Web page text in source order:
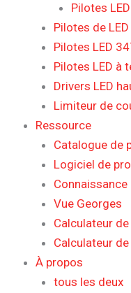
Pilotes
Pilotes de
Pilotes LED
Pilotes LED à
Drivers LED
Limiteur de
Ressource
Catalogue de
Logiciel de
Connaissance
Vue Georges
Calculateur
Calculateur de
À propos
tous les deux